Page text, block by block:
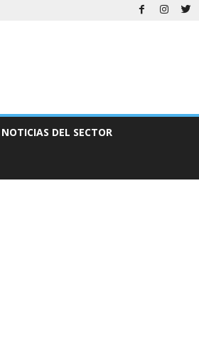
NOTICIAS DEL SECTOR